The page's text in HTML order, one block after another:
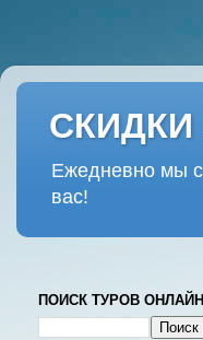
Ежедневно мы
вас!
ПОИСК ТУРОВ ОНЛАЙН